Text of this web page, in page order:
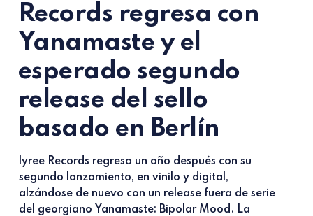
Records regresa con
Yanamaste y el
esperado segundo
release del sello
basado en Berlín
lyree Records regresa un año después con su
segundo lanzamiento, en vinilo y digital,
alzándose de nuevo con un release fuera de serie
del georgiano Yanamaste: Bipolar Mood. La